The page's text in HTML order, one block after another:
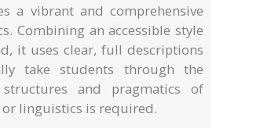
a vibrant and comprehensive
Combining an accessible style
it uses clear, full descriptions
take students through the
structures and pragmatics of
or linguistics is required.